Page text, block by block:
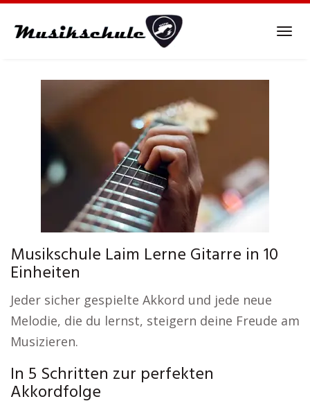
Musikschule Laim Lerne Gitarre in 10
Einheiten
Jeder sicher gespielte Akkord und jede neue
Melodie, die du lernst, steigern deine Freude am
Musizieren.
In 5 Schritten zur perfekten
Akkordfolge